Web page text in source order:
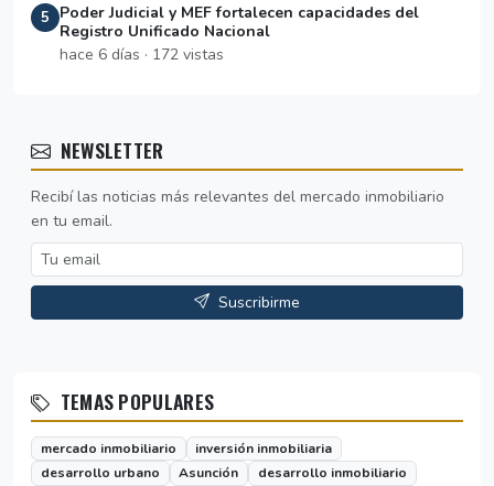
5
Poder Judicial y MEF fortalecen capacidades del
Registro Unificado Nacional
hace 6 días · 172 vistas
NEWSLETTER
Recibí las noticias más relevantes del mercado inmobiliario
en tu email.
Suscribirme
TEMAS POPULARES
mercado inmobiliario
inversión inmobiliaria
desarrollo urbano
Asunción
desarrollo inmobiliario